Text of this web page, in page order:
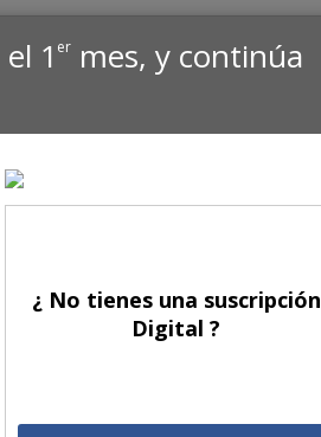
el 1er mes, y continúa
¿ No tienes una suscripción
Digital ?